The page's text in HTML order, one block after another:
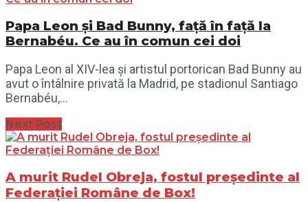
Papa Leon și Bad Bunny, față în față la
Bernabéu. Ce au în comun cei doi
Papa Leon al XIV-lea și artistul portorican Bad Bunny au
avut o întâlnire privată la Madrid, pe stadionul Santiago
Bernabéu,...
Next Post
A murit Rudel Obreja, fostul președinte al
Federației Române de Box!